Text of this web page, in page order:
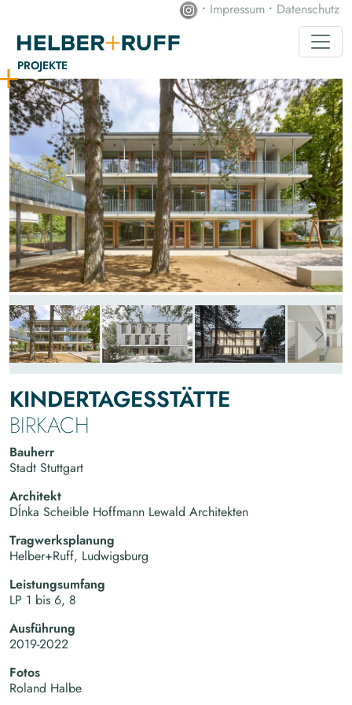
• Impressum • Datenschutz
PROJEKTE
KINDERTAGESSTÄTTE
BIRKACH
Bauherr
Stadt Stuttgart
Architekt
DÍnka Scheible Hoffmann Lewald Architekten
Tragwerksplanung
Helber+Ruff, Ludwigsburg
Leistungsumfang
LP 1 bis 6, 8
Ausführung
2019-2022
Fotos
Roland Halbe